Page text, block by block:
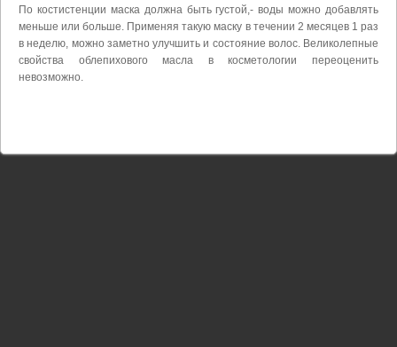
По костистенции маска должна быть густой,- воды можно добавлять
меньше или больше. Применяя такую маску в течении 2 месяцев 1 раз
в неделю, можно заметно улучшить и состояние волос. Великолепные
свойства облепихового масла в косметологии переоценить
невозможно.